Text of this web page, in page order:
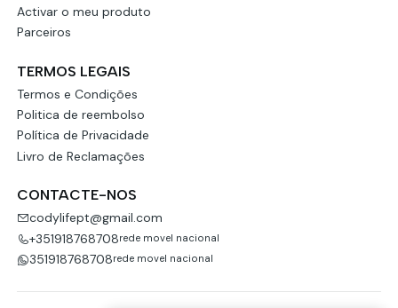
Activar o meu produto
Parceiros
TERMOS LEGAIS
Termos e Condições
Politica de reembolso
Política de Privacidade
Livro de Reclamações
CONTACTE-NOS
codylifept@gmail.com
+351918768708rede movel nacional
351918768708rede movel nacional